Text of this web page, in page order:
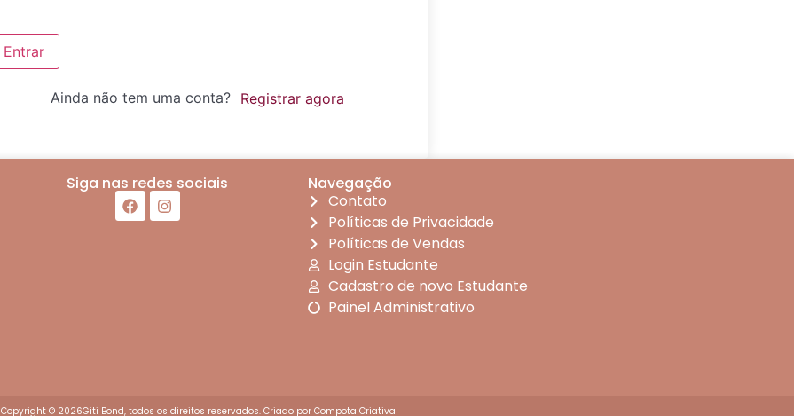
Entrar
Ainda não tem uma conta? Registrar agora
Siga nas redes sociais
Navegação
Contato
Políticas de Privacidade
Políticas de Vendas
Login Estudante
Cadastro de novo Estudante
Painel Administrativo
Copyright © 2026Giti Bond, todos os direitos reservados. Criado por Compota Criativa